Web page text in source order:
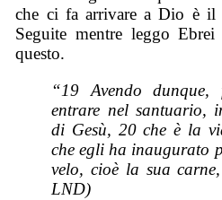
che ci fa arrivare a Dio è il
Seguite mentre leggo
questo.
“19 Avendo
entrare nel santuario,
di Gesù, 20 che è la
che egli ha inaugurato
velo, cioè la sua
LND)